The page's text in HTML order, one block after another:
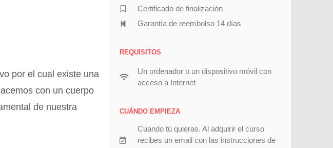
por el cual existe una
con un cuerpo
de nuestra
Certificado de finalización
Garantía de reembolso 14 días
REQUISITOS
Un ordenador o un dispositivo móvil con
acceso a Internet
CUÁNDO EMPIEZA
Cuando tú quieras. Al adquirir el curso
recibes un email con las instrucciones de